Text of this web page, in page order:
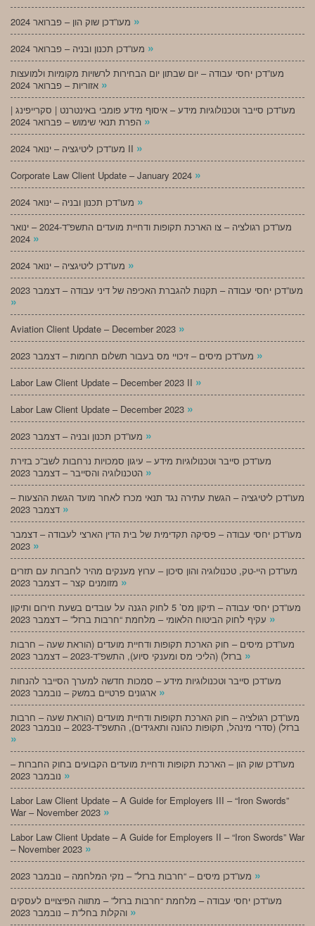
»
»
מעו”דכן יחסי עבודה – יום שבתון יום הבחירות לרשויות מקומיות ולמועצות
»
מעו”דכן סייבר וטכנולוגיות מידע – איסוף מידע פומבי באינטרנט | סקרייפינג |
»
מעו”דכן ליטיגציה – ינואר 2024 II »
Corporate Law Client Update – January 2024 »
»
מעו”דכן רגולציה – צו הארכת תקופות ודחיית מועדים התשפ”ד-2024 – ינואר
»
»
מעו”דכן יחסי עבודה – תקנות להגברת האכיפה של דיני עבודה – דצמבר 2023
»
Aviation Client Update – December 2023 »
»
Labor Law Client Update – December 2023 II »
Labor Law Client Update – December 2023 »
»
מעו”דכן סייבר וטכנולוגיות מידע – עיגון סמכויות נרחבות לשב”כ בזירת
»
מעו”דכן ליטיגציה – הגשת עתירה נגד תנאי מכרז לאחר מועד הגשת ההצעות –
»
מעו”דכן יחסי עבודה – פסיקה תקדימית של בית הדין הארצי לעבודה – דצמבר
»
מעו”דכן היי-טק, טכנולוגיה והון סיכון – ערוץ מענקים מהיר לחברות עם תזרים
»
מעו”דכן יחסי עבודה – תיקון מס’ 5 לחוק הגנה על עובדים בשעת חירום ותיקון
»
מעו”דכן מיסים – חוק הארכת תקופות ודחיית מועדים (הוראת שעה – חרבות
»
מעו”דכן סייבר וטכנולוגיות מידע – סמכות חדשה למערך הסייבר להנחות
»
מעו”דכן רגולציה – חוק הארכת תקופות ודחיית מועדים (הוראת שעה – חרבות
ברזל) (סדרי מינהל, תקופות כהונה ותאגידים), התשפ”ד-2023 – נובמבר 2023
»
מעו”דכן שוק הון – הארכת תקופות ודחיית מועדים הקבועים בחוק החברות –
»
Labor Law Client Update – A Guide for Employers III – “Iron Swords”
War – November 2023 »
Labor Law Client Update – A Guide for Employers II – “Iron Swords” War
– November 2023 »
»
מעו”דכן יחסי עבודה – מלחמת “חרבות ברזל” – מתווה הפיצויים לעסקים
»